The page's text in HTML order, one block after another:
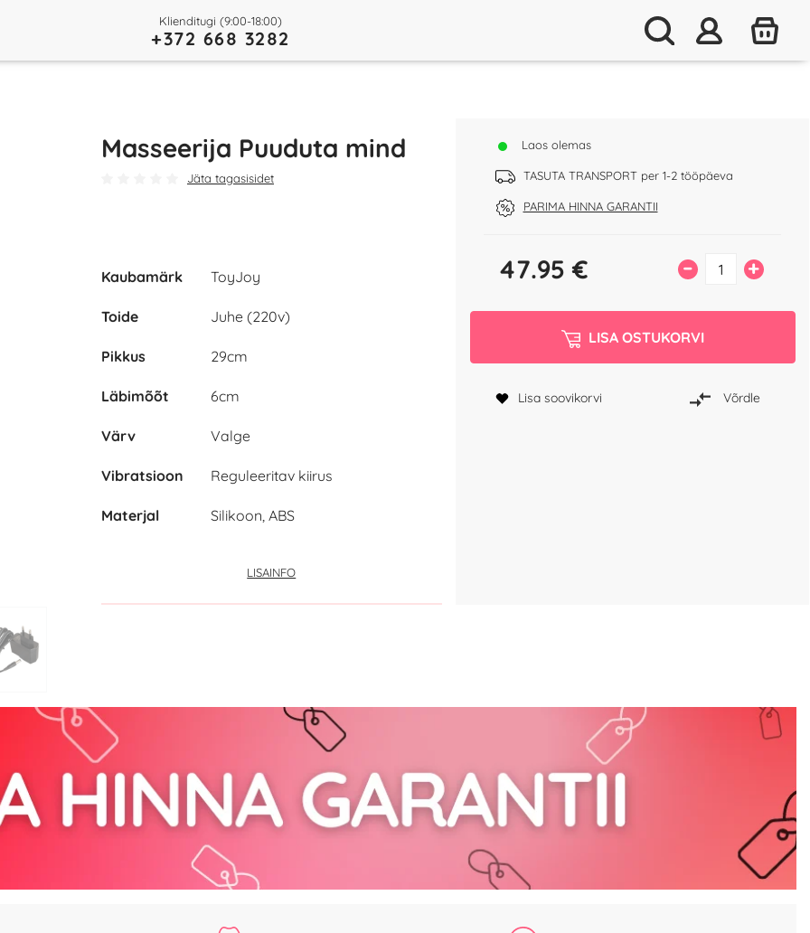
Klienditugi (9:00-18:00)
+372 668 3282
Masseerija Puuduta mind
Jäta tagasisidet
Laos olemas
TASUTA TRANSPORT per 1-2 tööpäeva
PARIMA HINNA GARANTII
Kaubamärk ToyJoy
Toide Juhe (220v)
Pikkus 29cm
Läbimõõt 6cm
Värv Valge
Vibratsioon Reguleeritav kiirus
Materjal Silikoon, ABS
LISAINFO
47.95 € – +
LISA OSTUKORVI
Lisa soovikorvi Võrdle